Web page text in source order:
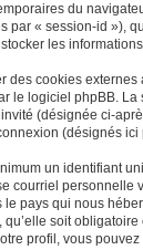
du
par « session-id »),
les
des cookies
le logiciel phpBB.
(désignée ci-
(désignés
un identifiant
courriel personnelle
pays qui nous
qu’elle soit
profil, vous